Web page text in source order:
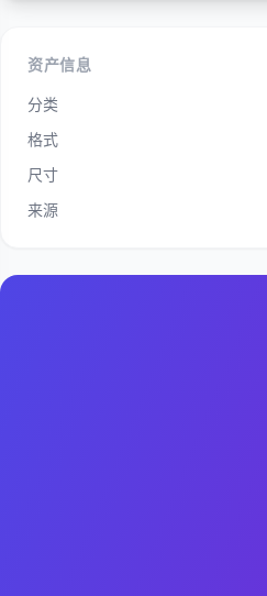
资产信息
分类
格式
尺寸
来源